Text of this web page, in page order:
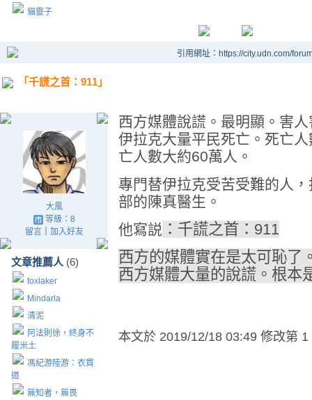
貓靈子
引用網址：https://city.udn.com/
「千謊之首：911」
大風
等級：8
留言｜ 加入好友
文章推薦人 (6)
foxlaker
Mindarla
清泥
阿法則徐，終身不
履米土
馮紀游陸游：衣貫
道
無知者，無畏
西方媒體說謊。最明顯。害
伊拉克大量平民死亡。死亡
亡人數大約60萬人。
專門替伊拉克受苦受難的人
部的陳真醫生。
他寫説 ：千謊之首：911
西方的媒體實在是太可恥了
西方媒體大量的說謊。根本
本文於 2019/12/18 03:49 修改第 1